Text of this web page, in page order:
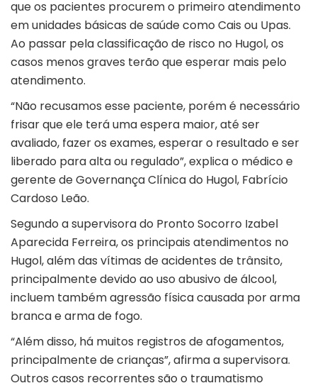
que os pacientes procurem o primeiro atendimento
em unidades básicas de saúde como Cais ou Upas.
Ao passar pela classificação de risco no Hugol, os
casos menos graves terão que esperar mais pelo
atendimento.
“Não recusamos esse paciente, porém é necessário
frisar que ele terá uma espera maior, até ser
avaliado, fazer os exames, esperar o resultado e ser
liberado para alta ou regulado”, explica o médico e
gerente de Governança Clínica do Hugol, Fabrício
Cardoso Leão.
Segundo a supervisora do Pronto Socorro Izabel
Aparecida Ferreira, os principais atendimentos no
Hugol, além das vítimas de acidentes de trânsito,
principalmente devido ao uso abusivo de álcool,
incluem também agressão física causada por arma
branca e arma de fogo.
“Além disso, há muitos registros de afogamentos,
principalmente de crianças”, afirma a supervisora.
Outros casos recorrentes são o traumatismo